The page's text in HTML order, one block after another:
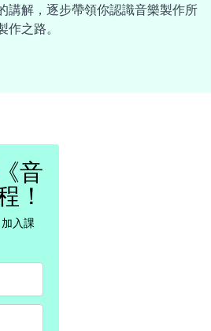
講解，逐步帶領你認識音樂製作所
之路。
音
！
加入課